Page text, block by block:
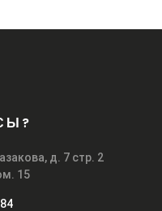
д. 7 стр. 2
15